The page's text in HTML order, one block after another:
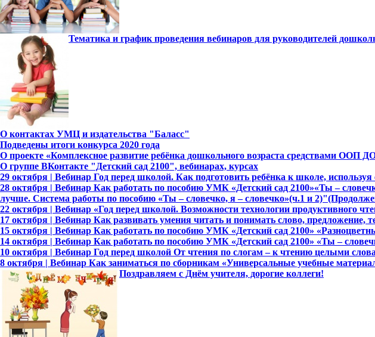
Тематика и график проведения вебинаров для руководителей
О контактах УМЦ и издательства "Баласс"
Подведены итоги конкурса 2020 года
О проекте «Комплексное развитие ребёнка дошкольного возраста средствами ООП
О группе ВКонтакте "Детский сад 2100", вебинарах, курсах
29 октября | Вебинар Год перед школой. Как подготовить ребёнка к школе,
28 октября | Вебинар Как работать по пособию УМК «Детский сад 2100»«Ты –
лучше. Система работы по пособию «Ты – словечко, я – словечко»(ч.1 и
22 октября | Вебинар «Год перед школой. Возможности технологии продуктивного
17 октября | Вебинар Как развивать умения читать и понимать слово, предложение,
15 октября | Вебинар Как работать по пособию УМК «Детский сад 2100»
14 октября | Вебинар Как работать по пособию УМК «Детский сад 2100» «Ты –
10 октября | Вебинар Год перед школой От чтения по слогам – к чтению целыми
8 октября | Вебинар Как заниматься по сборникам «Универсальные учебные
Поздравляем с Днём учителя, дорогие коллеги!